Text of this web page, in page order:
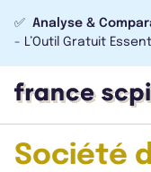
✅ Analyse &
- L’Outil Gratuit
Société